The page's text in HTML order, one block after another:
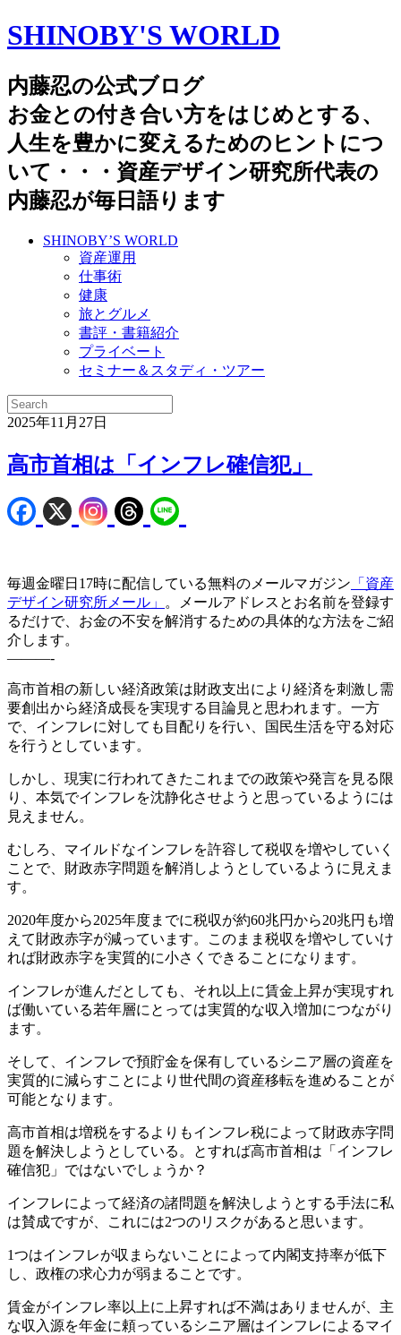
SHINOBY'S WORLD
内藤忍の公式ブログ
お金との付き合い方をはじめとする、
人生を豊かに変えるためのヒントにつ
いて・・・資産デザイン研究所代表の
内藤忍が毎日語ります
SHINOBY’S WORLD
資産運用
仕事術
健康
旅とグルメ
書評・書籍紹介
プライベート
セミナー＆スタディ・ツアー
2025年11月27日
高市首相は「インフレ確信犯」
毎週金曜日17時に配信している無料のメールマガジン 「資産
デザイン研究所メール」
。メールアドレスとお名前を登録す
るだけで、お金の不安を解消するための具体的な方法をご紹
介します。
———-
高市首相の新しい経済政策は財政支出により経済を刺激し需
要創出から経済成長を実現する目論見と思われます。一方
で、インフレに対しても目配りを行い、国民生活を守る対応
を行うとしています。
しかし、現実に行われてきたこれまでの政策や発言を見る限
り、本気でインフレを沈静化させようと思っているようには
見えません。
むしろ、マイルドなインフレを許容して税収を増やしていく
ことで、財政赤字問題を解消しようとしているように見えま
す。
2020年度から2025年度までに税収が約60兆円から20兆円も増
えて財政赤字が減っています。このまま税収を増やしていけ
れば財政赤字を実質的に小さくできることになります。
インフレが進んだとしても、それ以上に賃金上昇が実現すれ
ば働いている若年層にとっては実質的な収入増加につながり
ます。
そして、インフレで預貯金を保有しているシニア層の資産を
実質的に減らすことにより世代間の資産移転を進めることが
可能となります。
高市首相は増税をするよりもインフレ税によって財政赤字問
題を解決しようとしている。とすれば高市首相は「インフレ
確信犯」ではないでしょうか？
インフレによって経済の諸問題を解決しようとする手法に私
は賛成ですが、これには2つのリスクがあると思います。
1つはインフレが収まらないことによって内閣支持率が低下
し、政権の求心力が弱まることです。
賃金がインフレ率以上に上昇すれば不満はありませんが、主
な収入源を年金に頼っているシニア層はインフレによるマイ